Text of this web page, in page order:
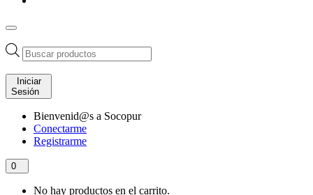
Búsqueda
de
productos
Iniciar
Sesión
Bienvenid@s a Socopur
Conectarme
Registrarme
0
No hay productos en el carrito.